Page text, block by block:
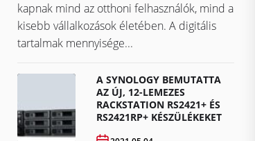
kapnak mind az otthoni felhasználók, mind a
kisebb vállalkozások életében. A digitális
tartalmak mennyisége...
A SYNOLOGY BEMUTATTA
AZ ÚJ, 12-LEMEZES
RACKSTATION RS2421+ ÉS
RS2421RP+ KÉSZÜLÉKEKET